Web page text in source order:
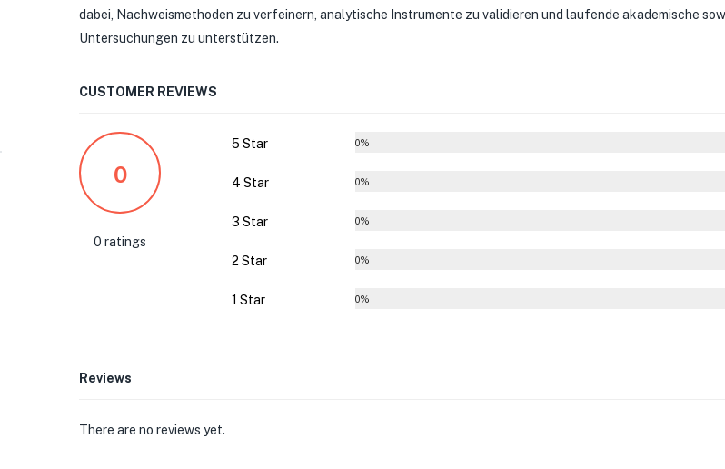
dabei, Nachweismethoden zu verfeinern, analytische Instrumente zu validieren und laufende akademische
Untersuchungen zu unterstützen.
CUSTOMER REVIEWS
0
0 ratings
5 Star 0%
4 Star 0%
3 Star 0%
2 Star 0%
1 Star 0%
Reviews
There are no reviews yet.